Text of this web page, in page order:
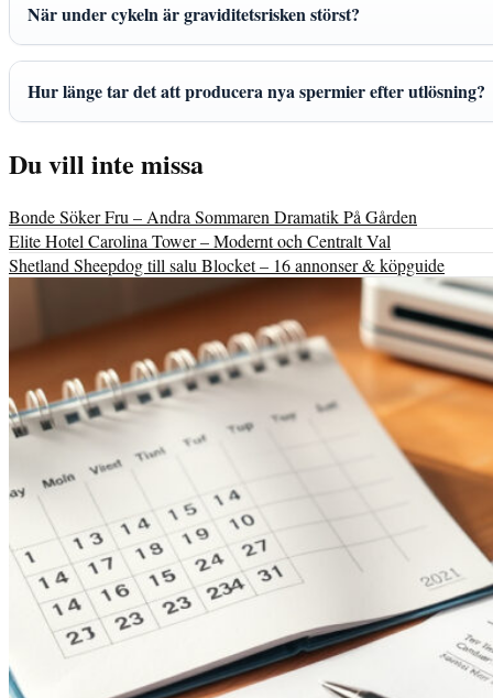
När under cykeln är graviditetsrisken störst?
Hur länge tar det att producera nya spermier efter utlösning?
Du vill inte missa
Bonde Söker Fru – Andra Sommaren Dramatik På Gården
Elite Hotel Carolina Tower – Modernt och Centralt Val
Shetland Sheepdog till salu Blocket – 16 annonser & köpguide